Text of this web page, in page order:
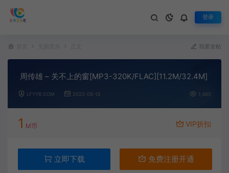
登录
我要发帖
周传雄 – 关不上的窗[MP3-320K/FLAC][11.2M/32.4M]
LFYY8.COM 2022-08-13 1,480
1 M币 VIP折扣
立即下载 免费注册开通